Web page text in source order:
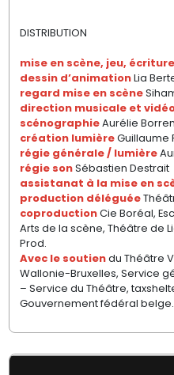
DISTRIBUTION
mise en scène, jeu, écriture
dessin d’animationLia
regard mise en scène
direction musicale et
scénographieAurélie
création lumièreGuillaume
régie générale / lumière
régie sonSébastien Destrait
assistanat à la mise en
production déléguée
coproductionCie Boréal,
Arts de la scène, Théâtre de
Prod.
Avec le soutiendu Théâtre
Wallonie-Bruxelles, Service
– Service du Théâtre,
Gouvernement fédéral belge.